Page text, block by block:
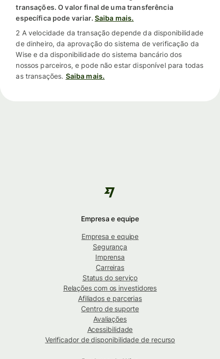
transações. O valor final de uma transferência
específica pode variar. Saiba mais.
2 A velocidade da transação depende da disponibilidade
de dinheiro, da aprovação do sistema de verificação da
Wise e da disponibilidade do sistema bancário dos
nossos parceiros, e pode não estar disponível para todas
as transações. Saiba mais.
Empresa e equipe
Empresa e equipe
Segurança
Imprensa
Carreiras
Status do serviço
Relações com os investidores
Afiliados e parcerias
Centro de suporte
Avaliações
Acessibilidade
Verificador de disponibilidade de recurso